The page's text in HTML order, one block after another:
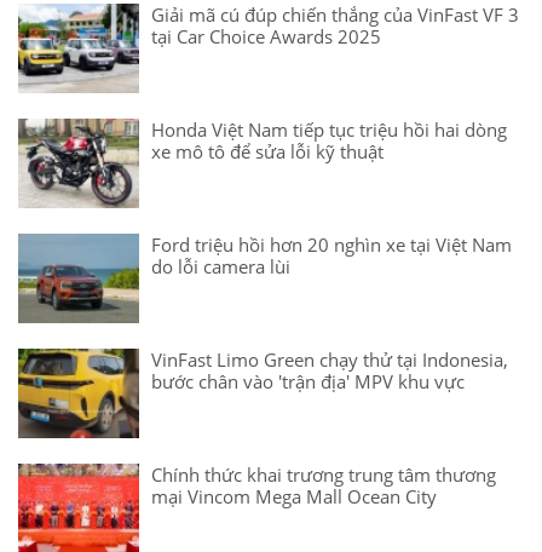
Giải mã cú đúp chiến thắng của VinFast VF 3
tại Car Choice Awards 2025
Honda Việt Nam tiếp tục triệu hồi hai dòng
xe mô tô để sửa lỗi kỹ thuật
Ford triệu hồi hơn 20 nghìn xe tại Việt Nam
do lỗi camera lùi
VinFast Limo Green chạy thử tại Indonesia,
bước chân vào 'trận địa' MPV khu vực
Chính thức khai trương trung tâm thương
mại Vincom Mega Mall Ocean City